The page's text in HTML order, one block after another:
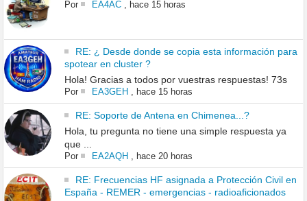
Por EA4AC, hace 15 horas
RE: ¿ Desde donde se copia esta información para
spotear en cluster ?
Hola! Gracias a todos por vuestras respuestas! 73s
Por EA3GEH, hace 15 horas
RE: Soporte de Antena en Chimenea...?
Hola, tu pregunta no tiene una simple respuesta ya
que ...
Por EA2AQH, hace 20 horas
RE: Frecuencias HF asignada a Protección Civil en
España - REMER - emergencias - radioaficionados